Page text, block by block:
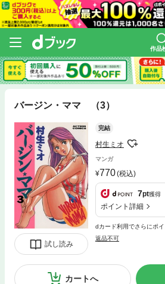
作品
バージン・ママ （3）
試し読み
完結
村生ミオ
マンガ
770(税込)
7pt獲得
ポイント詳細
dカード利用でさらにポ
返品不可
カートへ